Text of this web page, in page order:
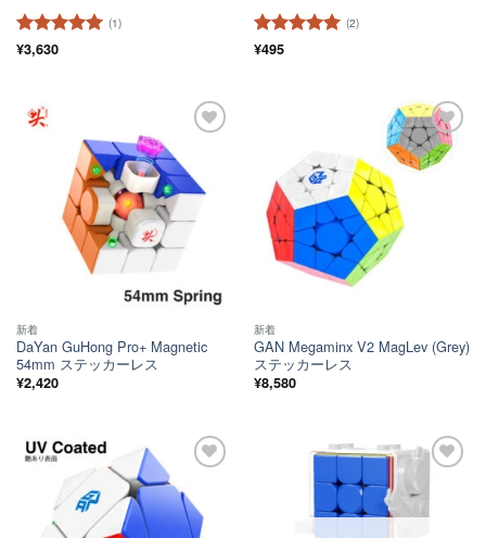
5段階中
(1)
¥3,630 5段階中
(2)
¥495
新着
DaYan GuHong Pro+ Magnetic
54mm ステッカーレス
¥2,420
ほし
い！
新着
GAN Megaminx V2 MagLev (Grey)
ステッカーレス
¥8,580